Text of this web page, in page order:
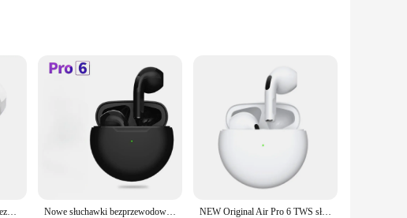
crafted from a durable yet lightweight plastic, ensuring they can
features, making them perfect for those intense running sessions or
in place, no matter how fast you move.
in your music or audiobook. The noise-cancellation technology
hitting the gym, these earbuds will keep you motivated and engaged
XIAOMI AP05 prawdziwe bezprzewodowe słuchawki budki 5 radio HIFI Sound Bluetooth5.3 słuchawki douszne MIJIA Sport z mikrofonem dla Androida iOS Nowe słuchawki bezprzewodowe Pro 6 TWS z mikrofonem Fone słuchawki Bluetooth sportowe do biegania słuchawki douszne Apple iPhone Xiaomi Pro6 NEW Original Air Pro 6 TWS słuchawki bezprzewodowe Fone słuchawki z mikrofonem Bluetooth w słuchawkach dousznych sportowy zestaw słuchawkowy dla Xiaomi